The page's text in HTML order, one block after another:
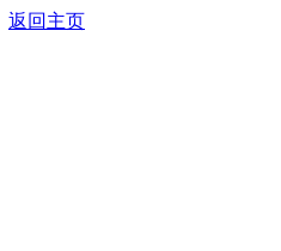
返回主页